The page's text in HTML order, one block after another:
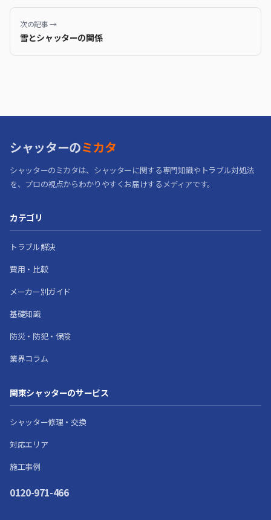
次の記事 →
雪とシャッターの関係
シャッターのミカタ
シャッターのミカタは、シャッターに関する専門知識やトラブル対処法
を、プロの視点からわかりやすくお届けするメディアです。
カテゴリ
トラブル解決
費用・比較
メーカー別ガイド
基礎知識
防災・防犯・保険
業界コラム
関東シャッターのサービス
シャッター修理・交換
対応エリア
施工事例
0120-971-466